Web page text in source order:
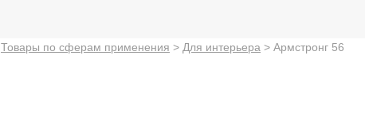
Товары по сферам применения > Для интерьера > Армстронг 56